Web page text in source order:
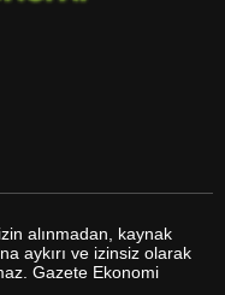
tarafınıza haber,
alınmadan, kaynak
aykırı ve izinsiz olarak
Gazete Ekonomi